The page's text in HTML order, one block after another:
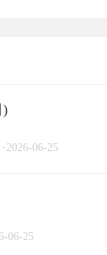
)
· 2026-06-25
06-25